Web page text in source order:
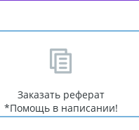
Заказать реферат
*Помощь в написании!